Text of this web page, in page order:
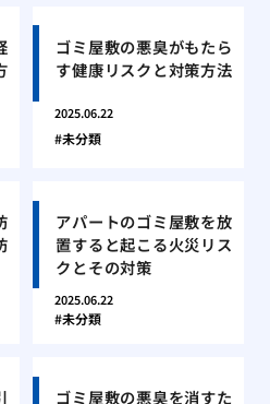
ゴミ屋敷の悪臭がもたら
す健康リスクと対策方法
2025.06.22
未分類
アパートのゴミ屋敷を放
置すると起こる火災リス
クとその対策
2025.06.22
未分類
ゴミ屋敷の悪臭を消すた